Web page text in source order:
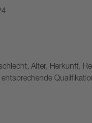
Alter, Herkunft,